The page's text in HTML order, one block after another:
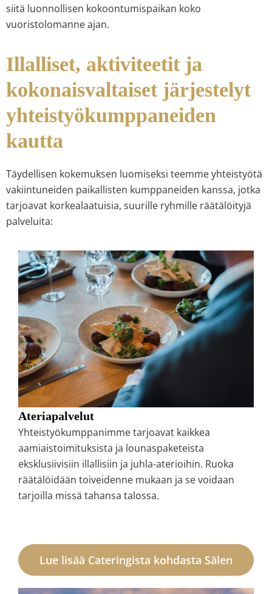
siitä luonnollisen kokoontumispaikan koko
vuoristolomanne ajan.
Illalliset, aktiviteetit ja
kokonaisvaltaiset järjestelyt
yhteistyökumppaneiden
kautta
Täydellisen kokemuksen luomiseksi teemme yhteistyötä
vakiintuneiden paikallisten kumppaneiden kanssa, jotka
tarjoavat korkealaatuisia, suurille ryhmille räätälöityjä
palveluita:
Ateriapalvelut
Yhteistyökumppanimme tarjoavat kaikkea
aamiaistoimituksista ja lounaspaketeista
eksklusiivisiin illallisiin ja juhla-aterioihin. Ruoka
räätälöidään toiveidenne mukaan ja se voidaan
tarjoilla missä tahansa talossa.
Lue lisää Cateringista kohdasta Sälen